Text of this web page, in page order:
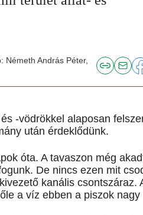
Németh András Péter,
-vödrökkel alaposan
után érdeklődünk.
óta. A tavaszon még
De nincs ezen mit
kanális csontszáraz.
a víz ebben a piszok nagy